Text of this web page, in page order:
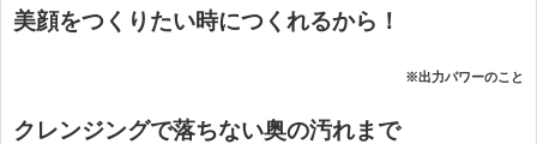
美顔をつくりたい時につくれるから！
※出力パワーのこと
クレンジングで落ちない奥の汚れまで